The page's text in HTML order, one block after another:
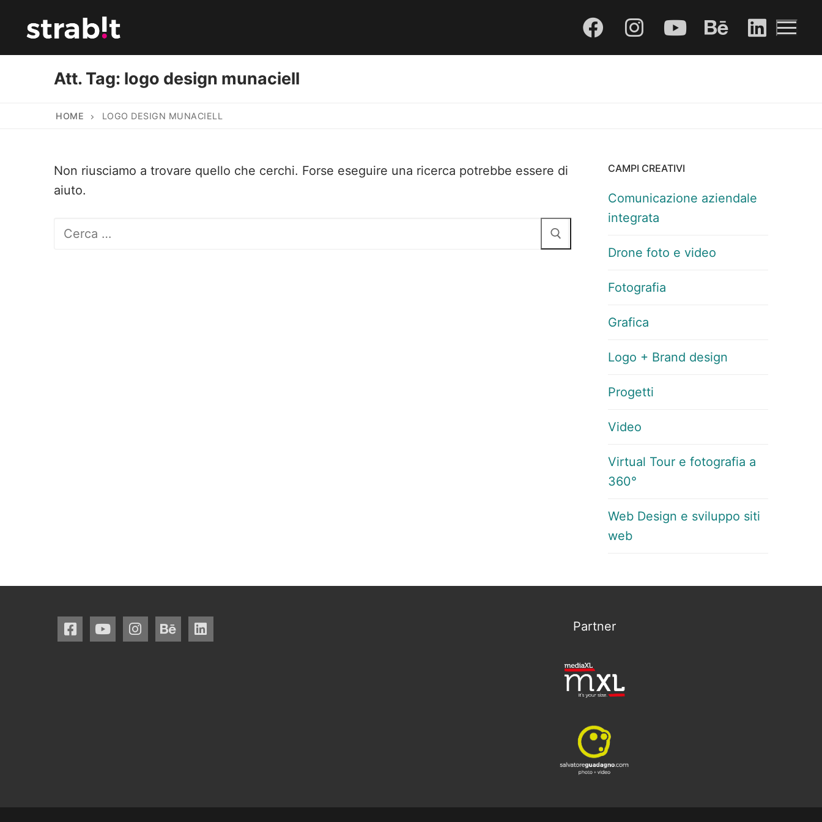
Att. Tag: logo design munaciell
HOME LOGO DESIGN MUNACIELL
Non riusciamo a trovare quello che cerchi. Forse eseguire una ricerca potrebbe essere di
aiuto.
Cerca:
CAMPI CREATIVI
Comunicazione aziendale
integrata
Drone foto e video
Fotografia
Grafica
Logo + Brand design
Progetti
Video
Virtual Tour e fotografia a
360°
Web Design e sviluppo siti
web
Partner